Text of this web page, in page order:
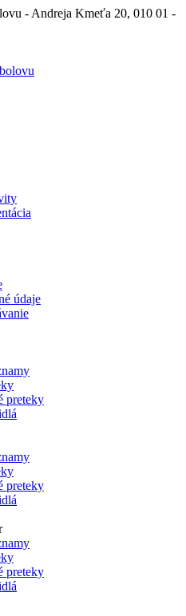
- Andreja Kmeťa 20, 010 01 -
údaje
preteky
preteky
preteky